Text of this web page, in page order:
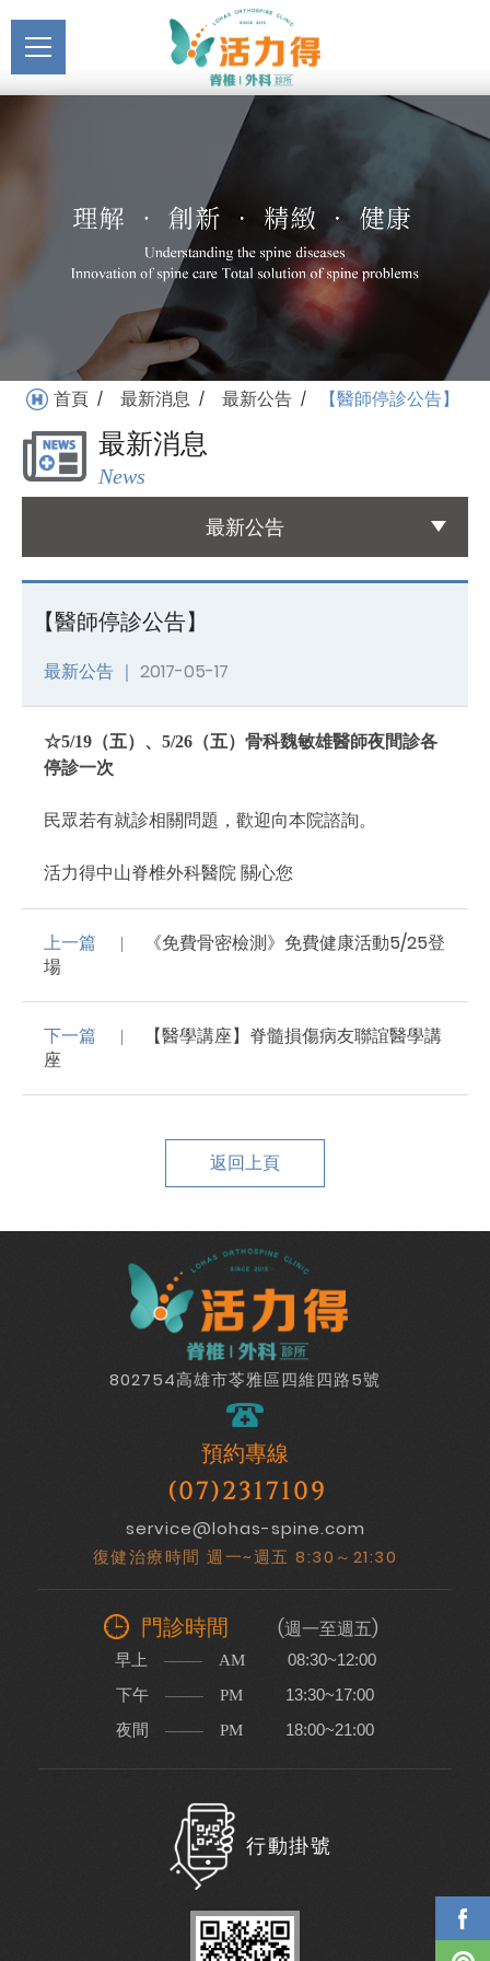
【醫師停診公告】_最新公
告_最新消息 | 活力得脊椎
外科診所
主選單關於活力得
醫療服務
Medical Service
Registration
就醫指南
Medical Instruction
衛教專區
Health Education
友善連結
Contact
首頁 / 最新消息 / 最新公告 / 【醫師停診公告】
最新消息
News
最新公告
【醫師停診公告】
最新公告 ｜ 2017-05-17
☆5/19（五）、5/26（五）骨科魏敏雄醫師夜間診各
停診一次
民眾若有就診相關問題，歡迎向本院諮詢。
活力得中山脊椎外科醫院 關心您
上一篇
《免費骨密檢測》免費健康活動5/25登
場
下一篇
【醫學講座】脊髓損傷病友聯誼醫學講
座
返回上頁
802754高雄市苓雅區四維四路5號
預約專線
(07)2317109
service@lohas-spine.com
復健治療時間 週一~週五 8:30～21:30
門診時間 (週一至週五)
早上 AM 08:30~12:00
下午 PM 13:30~17:00
夜間 PM 18:00~21:00
行動掛號